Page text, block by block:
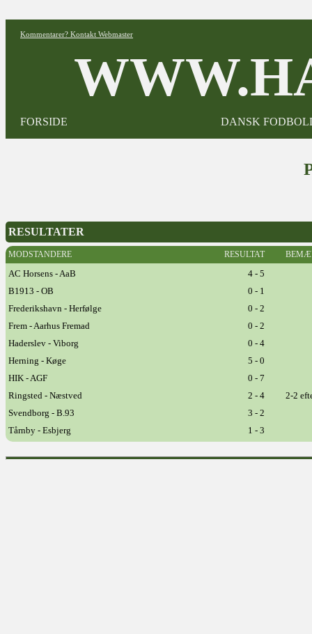
Kommentarer? Kontakt Webmaster
FORSIDE DANSK
RESULTATER
MODSTANDERE RESULTAT
AC Horsens - AaB
4 - 5
B1913 - OB
0 - 1
Frederikshavn - Herfølge
0 - 2
Frem - Aarhus Fremad
0 - 2
Haderslev - Viborg
0 - 4
Herning - Køge
5 - 0
HIK - AGF
0 - 7
Ringsted - Næstved
2 - 4
2-2
Svendborg - B.93
3 - 2
Tårnby - Esbjerg
1 - 3